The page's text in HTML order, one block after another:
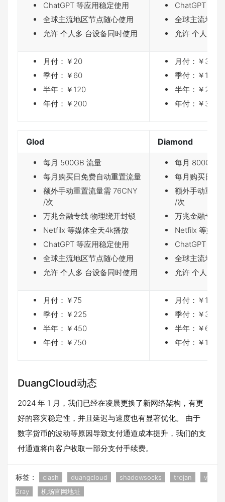
ChatGPT 等应用稳定使用
全球主流地区节点随心使用
允许 个人多 台设备同时使用
ChatGPT 等
全球主流地区
允许 个人多
月付：￥20
季付：￥60
半年：￥120
年付：￥200
月付：￥35
季付：￥105
半年：￥210
年付：￥350
Glod Diamond
每月 500GB 流量
每月购买日免费自动重置流量
额外手动重置流量需 76CNY
/次
万兆金融专线 物理绕开封锁
Netfilx 等媒体全天4k播放
ChatGPT 等应用稳定使用
全球主流地区节点随心使用
允许 个人多 台设备同时使用
每月 800GB
每月购买日免
额外手动重置
/次
万兆金融专线
Netfilx 等媒体
ChatGPT 等
全球主流地区
允许 个人多
月付：￥75
季付：￥225
半年：￥450
年付：￥750
月付：￥100
季付：￥300
半年：￥600
年付：￥1000
DuangCloud动态
2024 年 1 月，我们已经在凌晨更换了新网络架构，有更
好的容灾稳定性，并且延迟与速度也有显著优化。 由于
数字货币的波动等原因导致支付通道成本提升，我们的支
付通道将向客户收取一部分支付手续费。
标签： clash duangcloud shadowsocks trojan
v
2ray
机场官网地址